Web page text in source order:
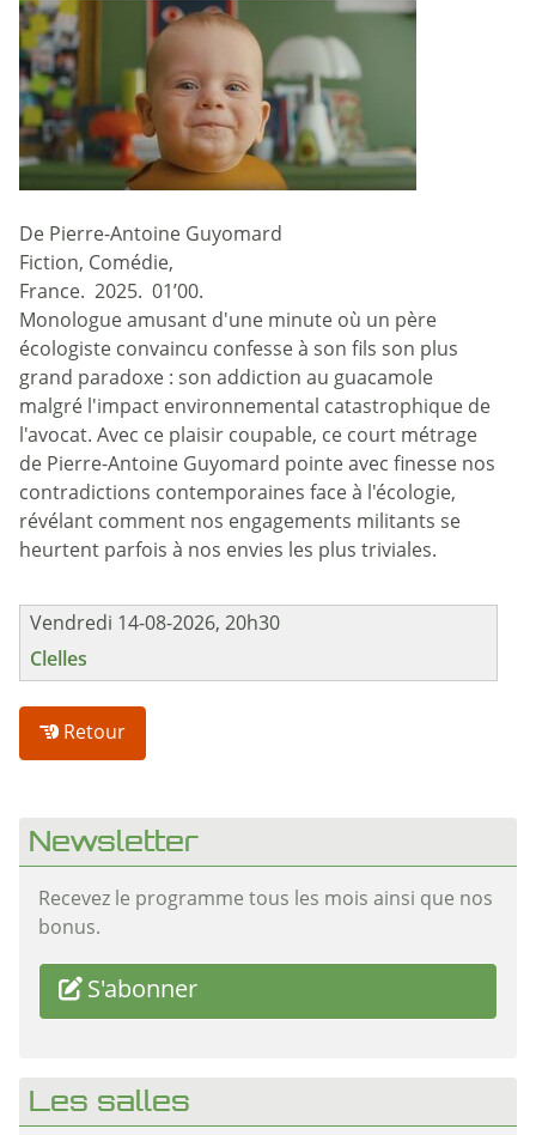
De Pierre-Antoine Guyomard
Fiction, Comédie,
France. 2025. 01’00.
Monologue amusant d'une minute où un père
écologiste convaincu confesse à son fils son plus
grand paradoxe : son addiction au guacamole
malgré l'impact environnemental catastrophique de
l'avocat. Avec ce plaisir coupable, ce court métrage
de Pierre-Antoine Guyomard pointe avec finesse nos
contradictions contemporaines face à l'écologie,
révélant comment nos engagements militants se
heurtent parfois à nos envies les plus triviales.
Vendredi 14-08-2026, 20h30
Clelles
Retour
Newsletter
Recevez le programme tous les mois ainsi que nos
bonus.
S'abonner
Les salles